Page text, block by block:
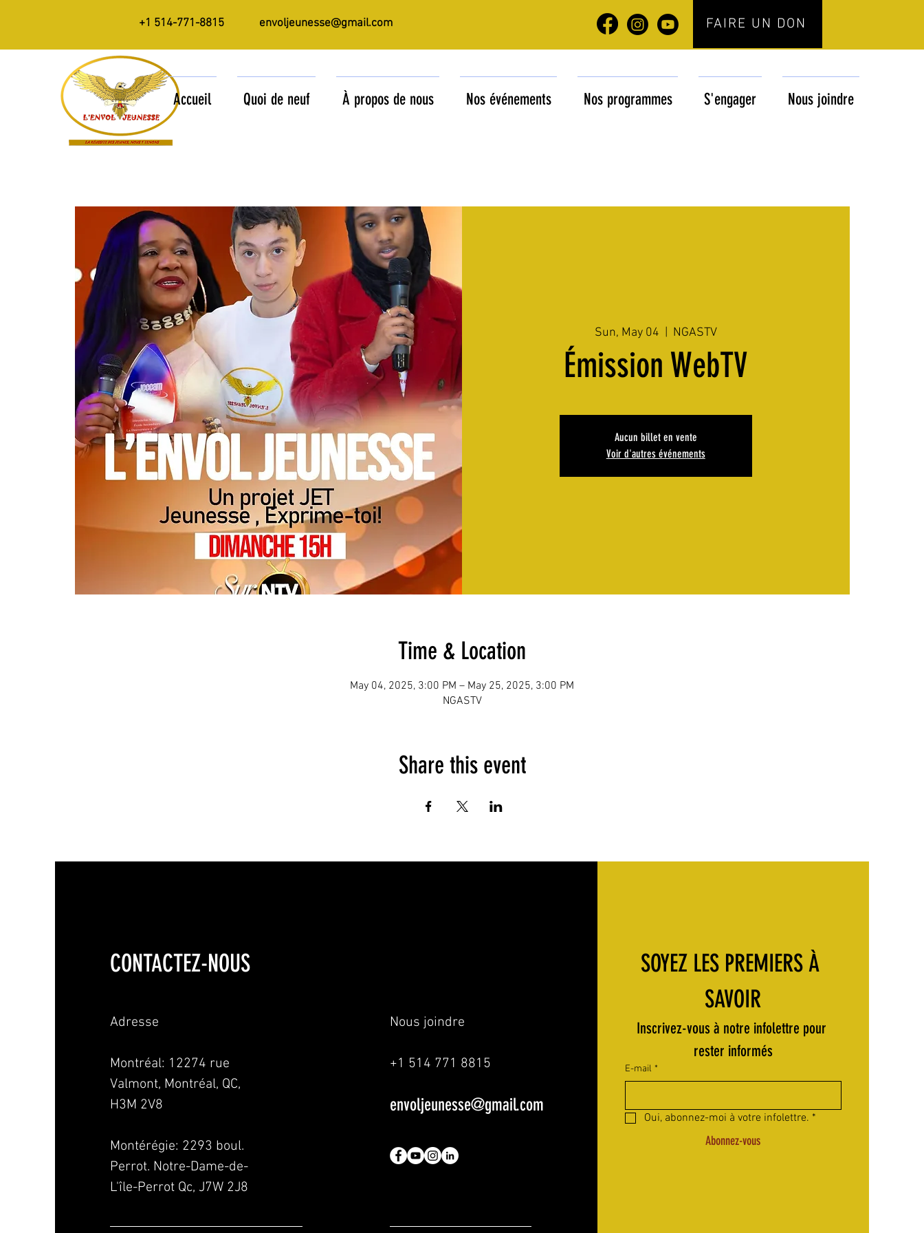
+1 514-771-8815 envoljeunesse@gmail.com FAIRE UN DON
Accueil Quoi de neuf À propos de nous Nos événements Nos programmes S'engager Nous joindre
Sun, May 04 NGASTV
Émission WebTV
Aucun billet en vente
Voir d'autres événements
Time & Location
May 04, 2025, 3:00 PM – May 25, 2025, 3:00 PM
NGASTV
Share this event
CONTACTEZ-NOUS
Adresse
Montréal: 12274 rue
Valmont, Montréal, QC,
H3M 2V8
Montérégie: 2293 boul.
Perrot. Notre-Dame-de-
L'île-Perrot Qc, J7W 2J8
Nous joindre
+1 514 771 8815
envoljeunesse@gmail.com
SOYEZ LES PREMIERS À
SAVOIR
Inscrivez-vous à notre infolettre pour
rester informés
E-mail *
Oui, abonnez-moi à votre infolettre. *
Abonnez-vous